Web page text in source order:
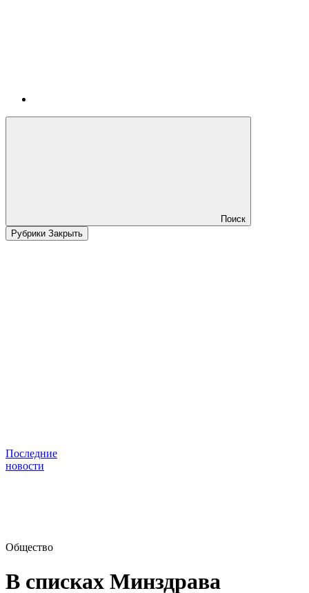
Поиск
Рубрики Закрыть
Последние
новости
Общество
В списках Минздрава